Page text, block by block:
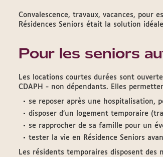
Convalescence, travaux, vacances, pour
Résidences Seniors était la solution
Pour les seniors
Les locations courtes durées sont
CDAPH - non dépendants. Elles
se reposer après une hospitalisation,
disposer d’un logement temporaire
se rapprocher de sa famille pour un
tester la vie en Résidence Seniors
Les résidents temporaires disposent des